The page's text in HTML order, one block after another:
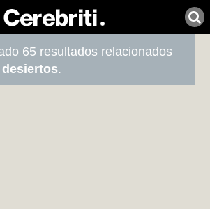
65 resultados relacionados
.